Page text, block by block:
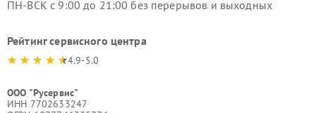
ПН-ВСК с 9:00 до 21:00 без перерывов и выходных
Рейтинг сервисного центра
4.9-5.0
ООО "Русервис"
ИНН 7702633247